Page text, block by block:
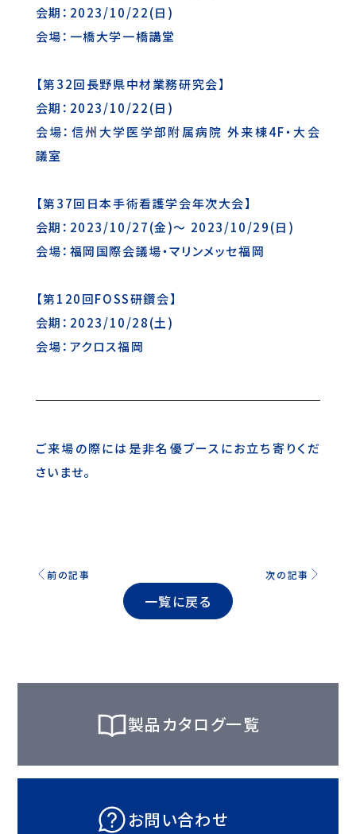
会期：2023/10/22(日)
会場：一橋大学一橋講堂
【第32回長野県中材業務研究会】
会期：2023/10/22(日)
会場：信州大学医学部附属病院 外来棟4F・大会
議室
【第37回日本手術看護学会年次大会】
会期：2023/10/27(金)～ 2023/10/29(日)
会場：福岡国際会議場・マリンメッセ福岡
【第120回FOSS研鑽会】
会期：2023/10/28(土)
会場：アクロス福岡
ご来場の際には是非名優ブースにお立ち寄りくだ
さいませ。
前の記事
一覧に戻る
次の記事
製品カタログ一覧
お問い合わせ